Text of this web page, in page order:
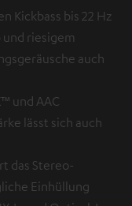
Kickbass bis 22 Hz
riesigem
auch
und AAC
lässt sich auch
das Stereo-
Einhüllung